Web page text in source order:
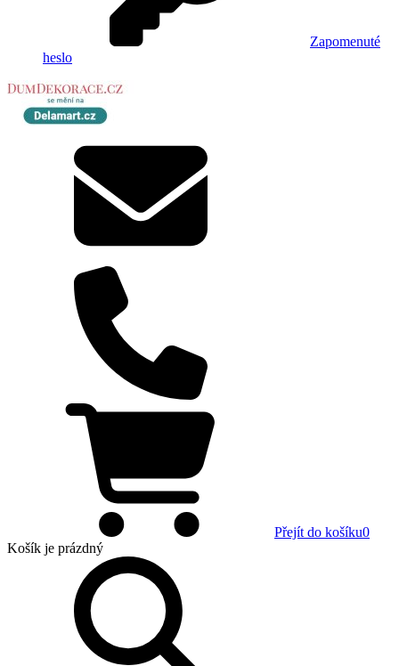
Zapomenuté
heslo
Přejít do košíku0
Košík je prázdný